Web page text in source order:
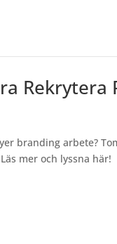
Rekrytera
branding arbete?
mer och lyssna